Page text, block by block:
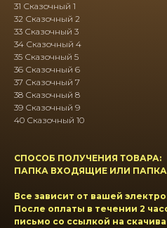
31 Сказочный 1
32 Сказочный 2
33 Сказочный 3
34 Сказочный 4
35 Сказочный 5
36 Сказочный 6
37 Сказочный 7
38 Сказочный 8
39 Сказочный 9
40 Сказочный 10
СПОСОБ ПОЛУЧЕНИЯ ТОВАРА:
ПАПКА ВХОДЯЩИЕ ИЛИ
Все зависит от вашей
После оплаты в течении 2
письмо со ссылкой на